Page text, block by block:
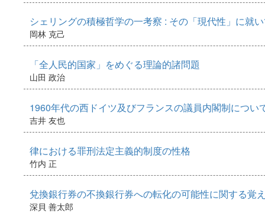
シェリングの積極哲学の一考察 : その「現代性」に就
岡林 克己
「全人民的国家」をめぐる理論的諸問題
山田 政治
1960年代の西ドイツ及びフランスの議員内閣制につい
吉井 友也
律における罪刑法定主義的制度の性格
竹内 正
兌換銀行券の不換銀行券への転化の可能性に関する覚
深貝 善太郎